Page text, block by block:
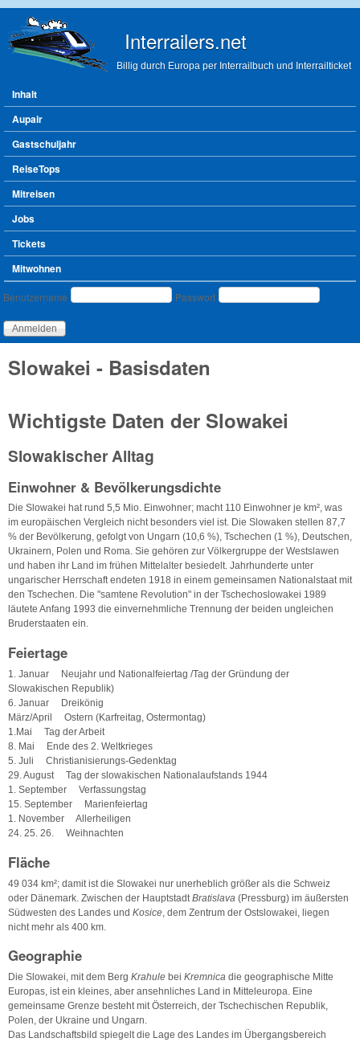
Interrailers.net
Billig durch Europa per Interrailbuch und Interrailticket
Hauptmenü
Inhalt
Aupair
Gastschuljahr
ReiseTops
Mitreisen
Jobs
Tickets
Mitwohnen
Benutzeranmeldung
Benutzername Passwort
Slowakei - Basisdaten
Wichtigste Daten der Slowakei
Slowakischer Alltag
Einwohner & Bevölkerungsdichte
Die Slowakei hat rund 5,5 Mio. Einwohner; macht 110 Einwohner je km², was
im europäischen Vergleich nicht besonders viel ist. Die Slowaken stellen 87,7
% der Bevölkerung, gefolgt von Ungarn (10,6 %), Tschechen (1 %), Deutschen,
Ukrainern, Polen und Roma. Sie gehören zur Völkergruppe der Westslawen
und haben ihr Land im frühen Mittelalter besiedelt. Jahrhunderte unter
ungarischer Herrschaft endeten 1918 in einem gemeinsamen Nationalstaat mit
den Tschechen. Die "samtene Revolution" in der Tschechoslowakei 1989
läutete Anfang 1993 die einvernehmliche Trennung der beiden ungleichen
Bruderstaaten ein.
Feiertage
1. Januar Neujahr und Nationalfeiertag /Tag der Gründung der
Slowakischen Republik)
6. Januar Dreikönig
März/April Ostern (Karfreitag, Ostermontag)
1.Mai Tag der Arbeit
8. Mai Ende des 2. Weltkrieges
5. Juli Christianisierungs-Gedenktag
29. August Tag der slowakischen Nationalaufstands 1944
1. September Verfassungstag
15. September Marienfeiertag
1. November Allerheiligen
24. 25. 26. Weihnachten
Fläche
49 034 km²; damit ist die Slowakei nur unerheblich größer als die Schweiz
oder Dänemark. Zwischen der Hauptstadt Bratislava (Pressburg) im äußersten
Südwesten des Landes und Kosice , dem Zentrum der Ostslowakei, liegen
nicht mehr als 400 km.
Geographie
Die Slowakei, mit dem Berg Krahule bei Kremnica die geographische Mitte
Europas, ist ein kleines, aber ansehnliches Land in Mitteleuropa. Eine
gemeinsame Grenze besteht mit Österreich, der Tschechischen Republik,
Polen, der Ukraine und Ungarn.
Das Landschaftsbild spiegelt die Lage des Landes im Übergangsbereich